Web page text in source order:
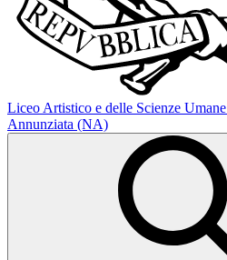
Liceo Artistico e delle Scienze Umane
Annunziata (NA)